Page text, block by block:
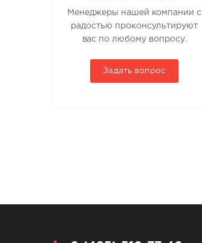
Менеджеры нашей компании с
радостью проконсультируют
вас по любому вопросу.
Задать вопрос